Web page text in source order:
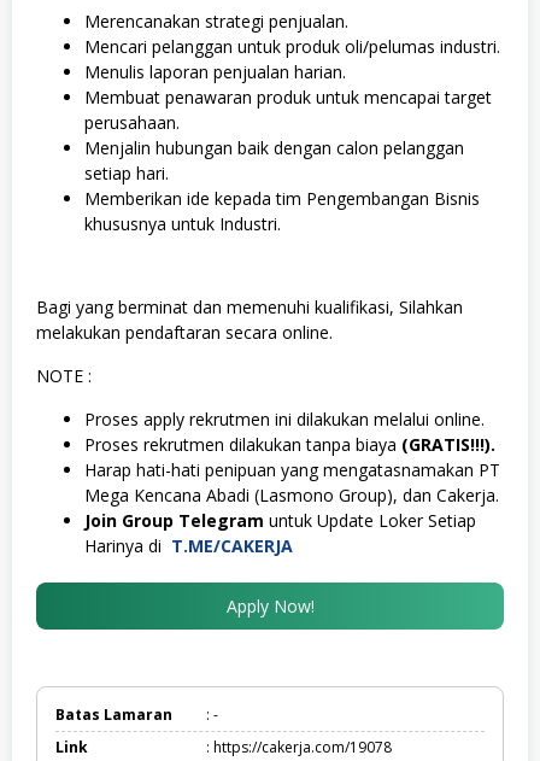
Merencanakan strategi penjualan.
Mencari pelanggan untuk produk oli/pelumas industri.
Menulis laporan penjualan harian.
Membuat penawaran produk untuk mencapai target
perusahaan.
Menjalin hubungan baik dengan calon pelanggan
setiap hari.
Memberikan ide kepada tim Pengembangan Bisnis
khususnya untuk Industri.
Bagi yang berminat dan memenuhi kualifikasi, Silahkan
melakukan pendaftaran secara online.
NOTE :
Proses apply rekrutmen ini dilakukan melalui online.
Proses rekrutmen dilakukan tanpa biaya (GRATIS!!!).
Harap hati-hati penipuan yang mengatasnamakan PT
Mega Kencana Abadi (Lasmono Group), dan Cakerja.
Join Group Telegram untuk Update Loker Setiap
Harinya di T.ME/CAKERJA
Apply Now!
Batas Lamaran
: -
Link
: https://cakerja.com/19078